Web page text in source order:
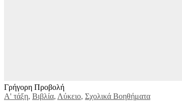
Γρήγορη Προβολή
Α' τάξη, Βιβλία, Λύκειο, Σχολικά Βοηθήματα